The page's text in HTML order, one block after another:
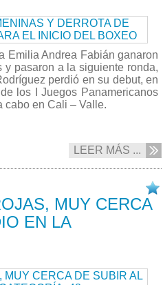
Emilia Andrea Fabián ganaron
y pasaron a la siguiente ronda,
perdió en su debut, en
los I Juegos Panamericanos
cabo en Cali – Valle.
LEER MÁS ...
MUY CERCA
EN LA